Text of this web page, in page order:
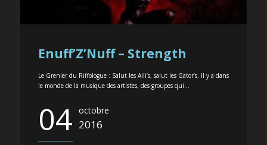
Enuff’Z’Nuff – Strength
Le Grenier du Riffologue : Salut les Alli’s, salut les Gator’s. Il y a dans
le monde de la musique des artistes, des groupes qui...
04 octobre
2016